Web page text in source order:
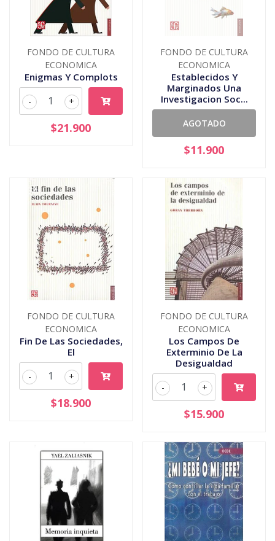
FONDO DE CULTURA
ECONOMICA
Enigmas Y Complots
+
-
$21.900
FONDO DE CULTURA
ECONOMICA
Establecidos Y
Marginados Una
Investigacion Soc...
AGOTADO
$11.900
FONDO DE CULTURA
ECONOMICA
Fin De Las Sociedades,
El
+
-
$18.900
FONDO DE CULTURA
ECONOMICA
Los Campos De
Exterminio De La
Desigualdad
+
-
$15.900